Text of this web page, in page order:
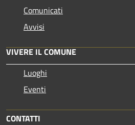
Comunicati
Avvisi
VIVERE IL COMUNE
Luoghi
Eventi
CONTATTI